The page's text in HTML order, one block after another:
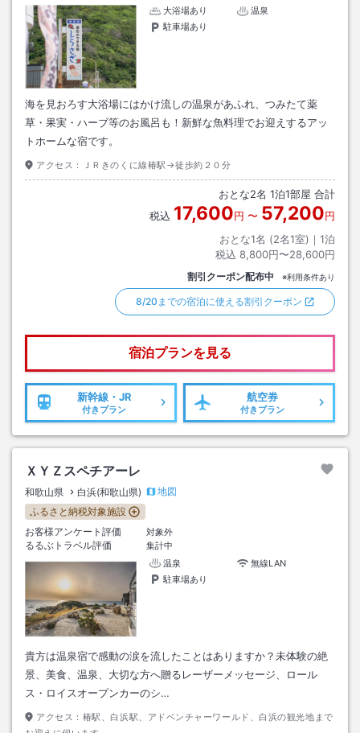
大浴場あり
温泉
駐車場あり
海を見おろす大浴場にはかけ流しの温泉があふれ、つみたて薬
草・果実・ハーブ等のお風呂も！新鮮な魚料理でお迎えするアッ
トホームな宿です。
アクセス： ＪＲきのくに線椿駅→徒歩約２０分
おとな2名 1泊1部屋 合計
税込 17,600円 〜 57,200円
おとな1名 (2名1室)｜ 1泊
税込 8,800円〜28,600円
割引クーポン配布中 ※利用条件あり
8/20までの宿泊に使える割引クーポン
宿泊プランを見る
新幹線・JR
付きプラン
航空券
付きプラン
ＸＹＺスペチアーレ
和歌山県 白浜(和歌山県)
地図
ふるさと納税対象施設
お客様アンケート評価
対象外
るるぶトラベル評価
集計中
温泉
無線LAN
駐車場あり
貴方は温泉宿で感動の涙を流したことはありますか？未体験の絶
景、美食、温泉、大切な方へ贈るレーザーメッセージ、ロール
ス・ロイスオープンカーのシ…
アクセス： 椿駅、白浜駅、アドベンチャーワールド、白浜の観光地まで